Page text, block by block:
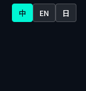
中 EN 日